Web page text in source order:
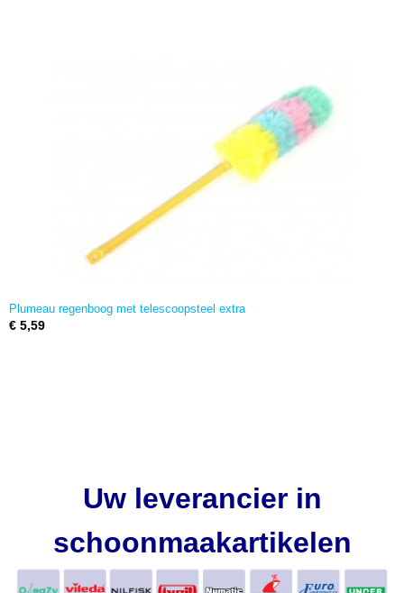
Plumeau regenboog met telescoopsteel extra
€ 5,59
Uw leverancier in
schoonmaakartikelen